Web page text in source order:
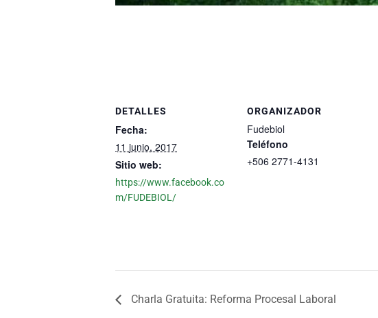
DETALLES
Fecha:
11 junio, 2017
Sitio web:
https://www.facebook.co
m/FUDEBIOL/
ORGANIZADOR
Fudebiol
Teléfono
+506 2771-4131
Charla Gratuita: Reforma Procesal Laboral